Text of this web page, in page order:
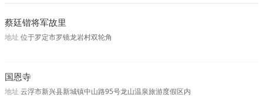
蔡廷锴将军故里
地址 位于罗定市罗镜龙岩村双轮角
国恩寺
地址 云浮市新兴县新城镇中山路95号龙山温泉旅游度假区内